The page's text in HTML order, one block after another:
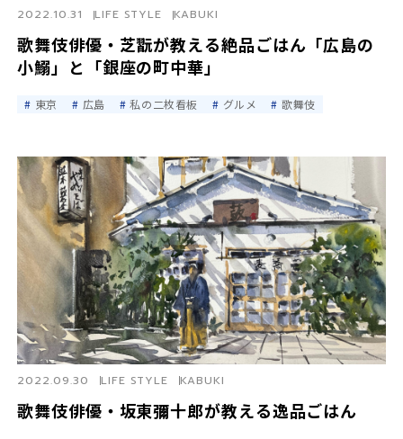
歌舞伎俳優・芝翫が教える絶品ごはん「広島の
小鰯」と「銀座の町中華」
2022.10.31 LIFE STYLE KABUKI
東京 広島 私の二枚看板 グルメ 歌舞伎
歌舞伎俳優・坂東彌十郎が教える逸品ごはん
2022.09.30 LIFE STYLE KABUKI